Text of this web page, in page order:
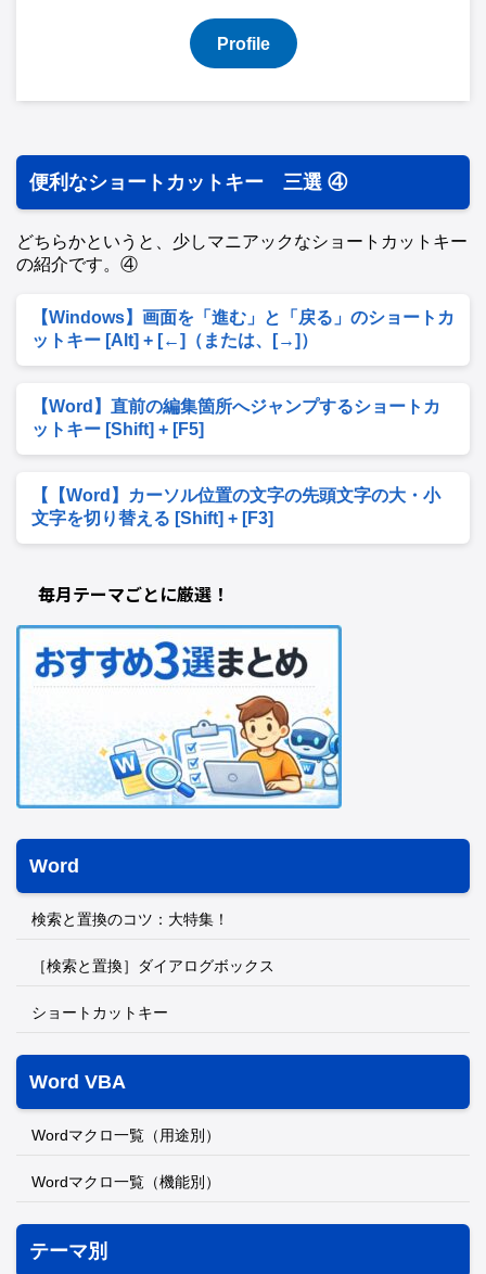
Profile
便利なショートカットキー 三選 ④
どちらかというと、少しマニアックなショートカットキー
の紹介です。④
【Windows】画面を「進む」と「戻る」のショートカ
ットキー [Alt] + [←]（または、[→]）
【Word】直前の編集箇所へジャンプするショートカ
ットキー [Shift] + [F5]
【【Word】カーソル位置の文字の先頭文字の大・小
文字を切り替える [Shift] + [F3]
毎月テーマごとに厳選！
Word
検索と置換のコツ：大特集！
［検索と置換］ダイアログボックス
ショートカットキー
Word VBA
Wordマクロ一覧（用途別）
Wordマクロ一覧（機能別）
テーマ別